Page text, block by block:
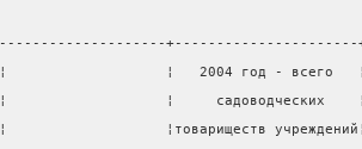
--------------------+----------------------
¦                   ¦   2004 год - всего   ¦
¦                   ¦     садоводческих    ¦
¦                   ¦товариществ